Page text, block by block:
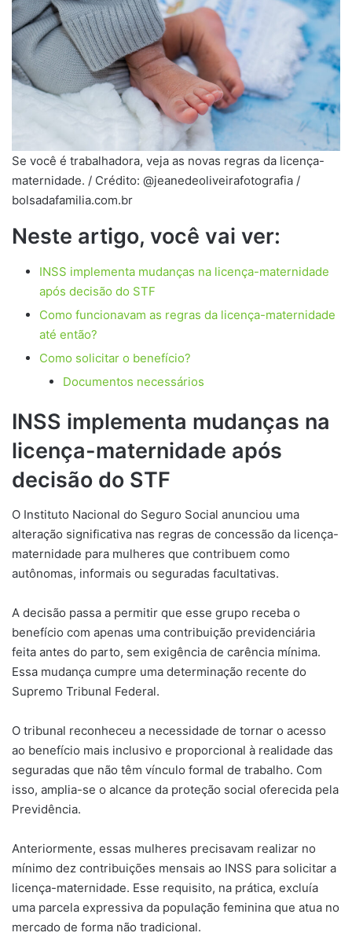
Se você é trabalhadora, veja as novas regras da licença-
maternidade. / Crédito: @jeanedeoliveirafotografia /
bolsadafamilia.com.br
Neste artigo, você vai ver:
INSS implementa mudanças na licença-maternidade
após decisão do STF
Como funcionavam as regras da licença-maternidade
até então?
Como solicitar o benefício?
Documentos necessários
INSS implementa mudanças na
licença-maternidade após
decisão do STF
O Instituto Nacional do Seguro Social anunciou uma
alteração significativa nas regras de concessão da licença-
maternidade para mulheres que contribuem como
autônomas, informais ou seguradas facultativas.
A decisão passa a permitir que esse grupo receba o
benefício com apenas uma contribuição previdenciária
feita antes do parto, sem exigência de carência mínima.
Essa mudança cumpre uma determinação recente do
Supremo Tribunal Federal.
O tribunal reconheceu a necessidade de tornar o acesso
ao benefício mais inclusivo e proporcional à realidade das
seguradas que não têm vínculo formal de trabalho. Com
isso, amplia-se o alcance da proteção social oferecida pela
Previdência.
Anteriormente, essas mulheres precisavam realizar no
mínimo dez contribuições mensais ao INSS para solicitar a
licença-maternidade. Esse requisito, na prática, excluía
uma parcela expressiva da população feminina que atua no
mercado de forma não tradicional.